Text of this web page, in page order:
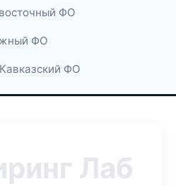
ФО
ФО
ФО
Лаб